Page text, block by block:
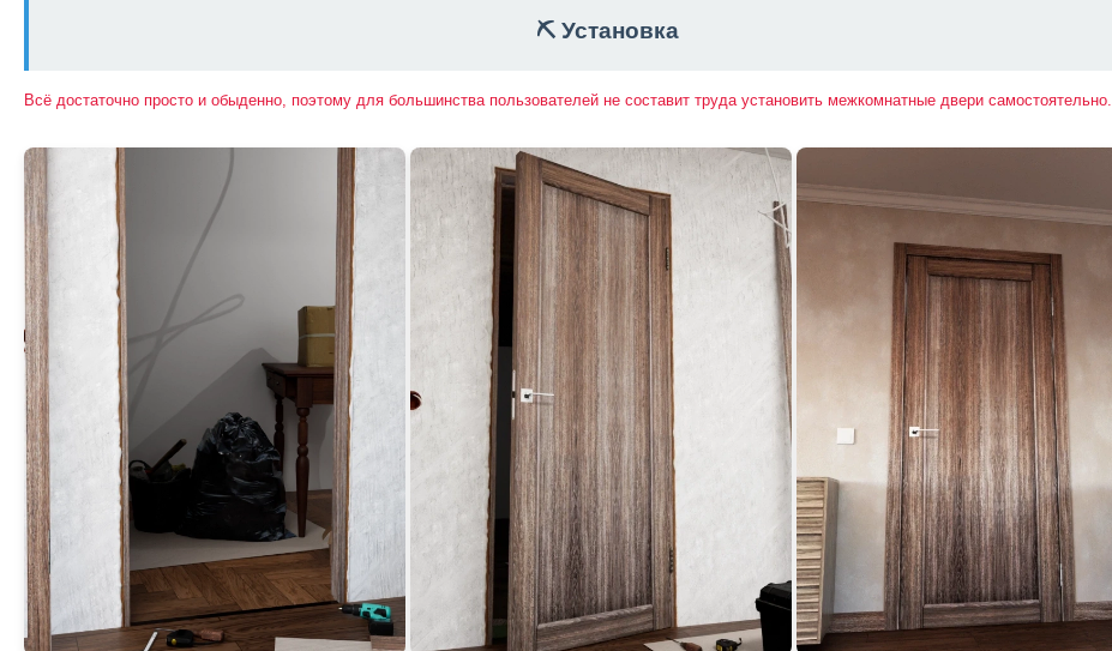
⛏️ Установка
Всё достаточно просто и обыденно, поэтому для большинства пользователей не составит труда установить межкомнатные двери самостоятельно.